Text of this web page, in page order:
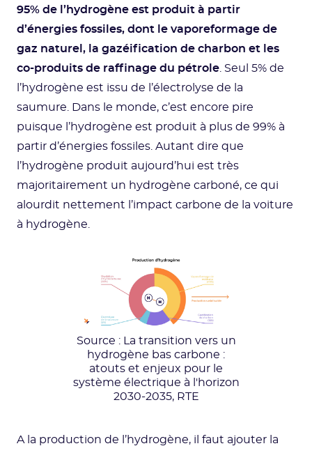
95% de l’hydrogène est produit à partir
d’énergies fossiles, dont le vaporeformage de
gaz naturel, la gazéification de charbon et les
co-produits de raffinage du pétrole . Seul 5% de
l’hydrogène est issu de l’électrolyse de la
saumure. Dans le monde, c’est encore pire
puisque l’hydrogène est produit à plus de 99% à
partir d’énergies fossiles. Autant dire que
l’hydrogène produit aujourd’hui est très
majoritairement un hydrogène carboné, ce qui
alourdit nettement l’impact carbone de la voiture
à hydrogène.
Source : La transition vers un
hydrogène bas carbone :
atouts et enjeux pour le
système électrique à l'horizon
2030-2035, RTE
A la production de l’hydrogène, il faut ajouter la